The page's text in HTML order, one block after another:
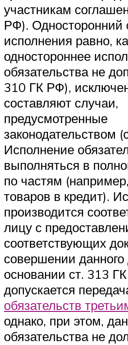
участникам
РФ). Односторонний
исполнения равно,
одностороннее
обязательства не
310 ГК РФ),
составляют случаи,
предусмотренные
законодательством
Исполнение
выполняться в
по частям
товаров в кредит).
производится
лицу с
соответствующих
совершении
основании ст. 313
допускается
обязательств
однако, при этом,
обязательства не